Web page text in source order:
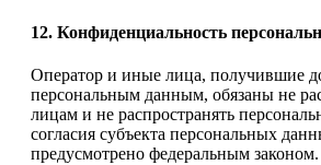
12. Конфиденциальность
Оператор и иные лица, получившие
персональным данным, обязаны не
лицам и не распространять
согласия субъекта персональных
предусмотрено федеральным законом.